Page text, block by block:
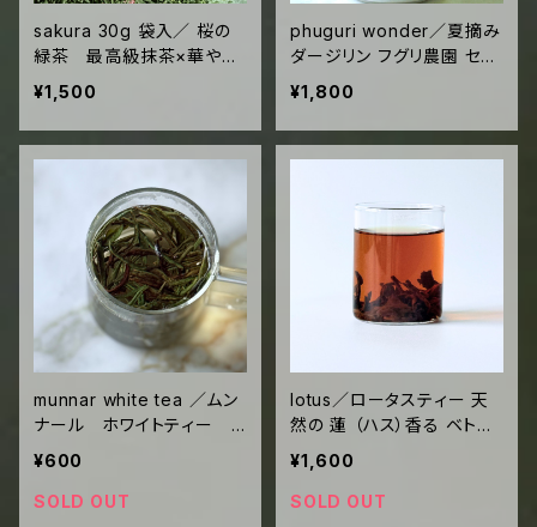
sakura 30g 袋入／ 桜の
緑茶 最高級抹茶×華やか
な桜葉 こだわりの大人の
風味 和菓子と最高 いれ方
簡単
¥1,500
phuguri wonder／夏摘み
ダージリン フグリ農園 セカ
ンドフラッシュ 15g袋入
MATRAオリジナルロット
¥1,800
munnar white tea ／ムン
ナール ホワイトティー 3
g袋入 ("glass tea"2回
¥600
SOLD OUT
lotus／ロータスティー 天
然の 蓮 （ハス）香る ベトナ
ム の白茶 10g袋入 ("gl
ass tea" 7回分)
¥1,600
SOLD OUT